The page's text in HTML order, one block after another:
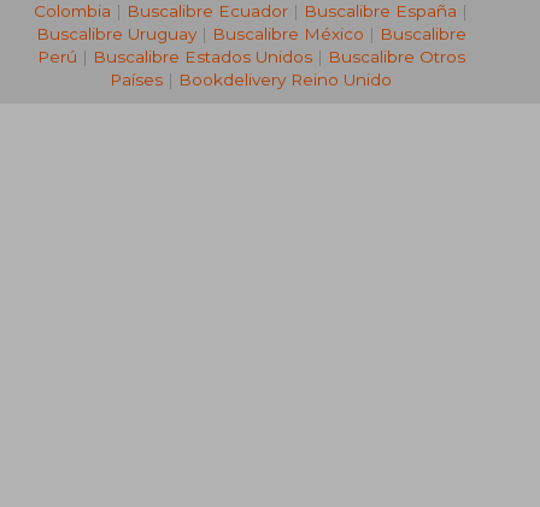
Colombia | Buscalibre Ecuador | Buscalibre España |
Buscalibre Uruguay| Buscalibre México | Buscalibre
Perú | Buscalibre Estados Unidos| Buscalibre Otros
Países | Bookdelivery Reino Unido